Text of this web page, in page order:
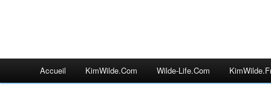
Accueil KimWilde.com Wilde-Life.com